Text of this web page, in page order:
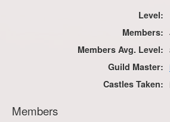
Level:
Members:
Members Avg. Level:
Guild Master:
Castles Taken:
Members